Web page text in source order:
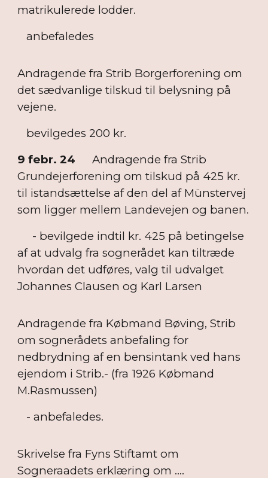
matrikulerede lodder.
anbefaledes
Andragende fra Strib Borgerforening om
det sædvanlige tilskud til belysning på
vejene.
bevilgedes 200 kr.
9 febr. 24
Andragende fra Strib
Grundejerforening om tilskud på 425 kr.
til istandsættelse af den del af Münstervej
som ligger mellem Landevejen og banen.
- bevilgede indtil kr. 425 på betingelse
af at udvalg fra sognerådet kan tiltræde
hvordan det udføres, valg til udvalget
Johannes Clausen og Karl Larsen
Andragende fra Købmand Bøving, Strib
om sognerådets anbefaling for
nedbrydning af en bensintank ved hans
ejendom i Strib.- (fra 1926 Købmand
M.Rasmussen)
- anbefaledes.
Skrivelse fra Fyns Stiftamt om
Sogneraadets erklæring om ....